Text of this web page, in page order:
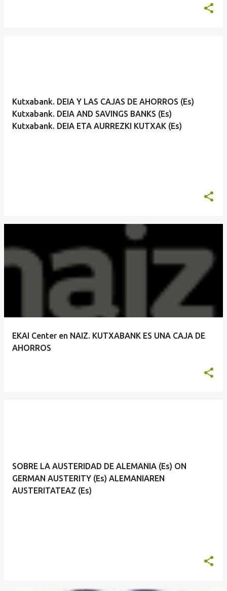
Kutxabank. DEIA Y LAS CAJAS DE AHORROS (Es)
Kutxabank. DEIA AND SAVINGS BANKS (Es)
Kutxabank. DEIA ETA AURREZKI KUTXAK (Es)
EKAI Center en NAIZ. KUTXABANK ES UNA CAJA DE
AHORROS
SOBRE LA AUSTERIDAD DE ALEMANIA (Es) ON
GERMAN AUSTERITY (Es) ALEMANIAREN
AUSTERITATEAZ (Es)